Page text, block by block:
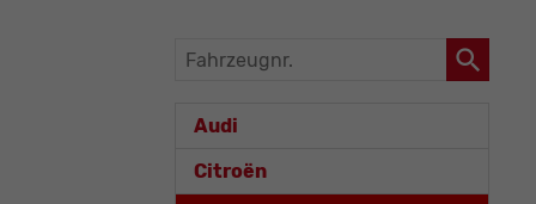
Fahrzeugnr.
Audi
Citroën